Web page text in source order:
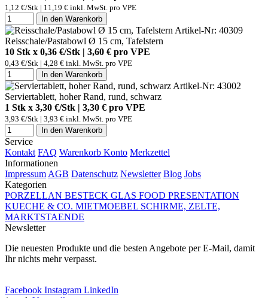
1,12 €/Stk | 11,19 € inkl. MwSt. pro VPE
In den Warenkorb
Artikel-Nr: 40309
Reisschale/Pastabowl Ø 15 cm, Tafelstern
10 Stk x 0,36 €/Stk | 3,60 € pro VPE
0,43 €/Stk | 4,28 € inkl. MwSt. pro VPE
In den Warenkorb
Artikel-Nr: 43002
Serviertablett, hoher Rand, rund, schwarz
1 Stk x 3,30 €/Stk | 3,30 € pro VPE
3,93 €/Stk | 3,93 € inkl. MwSt. pro VPE
In den Warenkorb
Service
Kontakt FAQ Warenkorb Konto Merkzettel
Informationen
Impressum AGB Datenschutz Newsletter Blog Jobs
Kategorien
PORZELLAN BESTECK GLAS FOOD PRESENTATION
KUECHE & CO. MIETMOEBEL SCHIRME, ZELTE,
MARKTSTAENDE
Newsletter
Die neuesten Produkte und die besten Angebote per E-Mail, damit
Ihr nichts mehr verpasst.
Facebook Instagram LinkedIn